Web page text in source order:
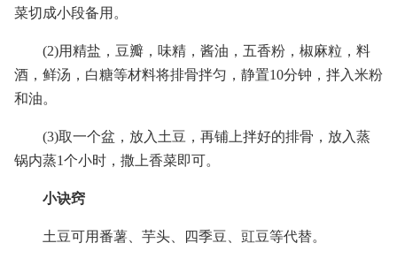
菜切成小段备用。
(2)用精盐，豆瓣，味精，酱油，五香粉，椒麻粒，料
酒，鲜汤，白糖等材料将排骨拌匀，静置10分钟，拌入米粉
和油。
(3)取一个盆，放入土豆，再铺上拌好的排骨，放入蒸
锅内蒸1个小时，撒上香菜即可。
小诀窍
土豆可用番薯、芋头、四季豆、豇豆等代替。